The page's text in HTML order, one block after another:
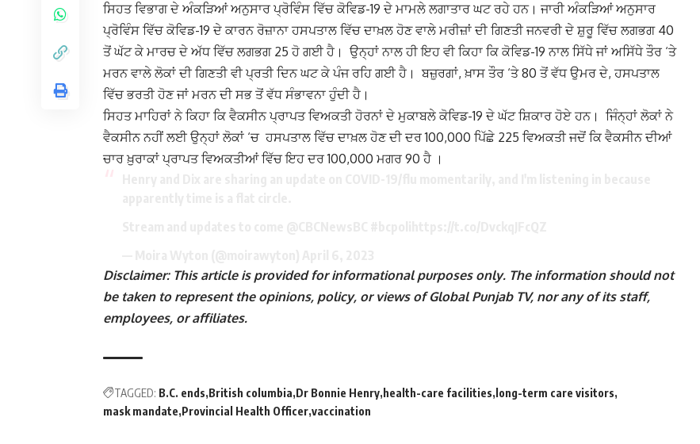
ਸਿਹਤ ਵਿਭਾਗ ਦੇ ਅੰਕੜਿਆਂ ਅਨੁਸਾਰ ਪ੍ਰੋਵਿੰਸ ਵਿੱਚ ਕੋਵਿਡ-19 ਦੇ ਮਾਮਲੇ ਲਗਾਤਾਰ ਘਟ ਰਹੇ ਹਨ। ਜਾਰੀ ਅੰਕੜਿਆਂ ਅਨੁਸਾਰ
ਪ੍ਰੋਵਿੰਸ ਵਿੱਚ ਕੋਵਿਡ-19 ਦੇ ਕਾਰਨ ਰੋਜ਼ਾਨਾ ਹਸਪਤਾਲ ਵਿੱਚ ਦਾਖ਼ਲ ਹੋਣ ਵਾਲੇ ਮਰੀਜ਼ਾਂ ਦੀ ਗਿਣਤੀ ਜਨਵਰੀ ਦੇ ਸ਼ੁਰੂ ਵਿੱਚ ਲਗਭਗ 40
ਤੋਂ ਘੱਟ ਕੇ ਮਾਰਚ ਦੇ ਅੱਧ ਵਿੱਚ ਲਗਭਗ 25 ਹੋ ਗਈ ਹੈ। ਉਨ੍ਹਾਂ ਨਾਲ ਹੀ ਇਹ ਵੀ ਕਿਹਾ ਕਿ ਕੋਵਿਡ-19 ਨਾਲ ਸਿੱਧੇ ਜਾਂ ਅਸਿੱਧੇ ਤੌਰ ‘ਤੇ
ਮਰਨ ਵਾਲੇ ਲੋਕਾਂ ਦੀ ਗਿਣਤੀ ਵੀ ਪ੍ਰਤੀ ਦਿਨ ਘਟ ਕੇ ਪੰਜ ਰਹਿ ਗਈ ਹੈ। ਬਜ਼ੁਰਗਾਂ, ਖ਼ਾਸ ਤੌਰ ‘ਤੇ 80 ਤੋਂ ਵੱਧ ਉਮਰ ਦੇ, ਹਸਪਤਾਲ
ਵਿੱਚ ਭਰਤੀ ਹੋਣ ਜਾਂ ਮਰਨ ਦੀ ਸਭ ਤੋਂ ਵੱਧ ਸੰਭਾਵਨਾ ਹੁੰਦੀ ਹੈ।
ਸਿਹਤ ਮਾਹਿਰਾਂ ਨੇ ਕਿਹਾ ਕਿ ਵੈਕਸੀਨ ਪ੍ਰਾਪਤ ਵਿਅਕਤੀ ਹੋਰਨਾਂ ਦੇ ਮੁਕਾਬਲੇ ਕੋਵਿਡ-19 ਦੇ ਘੱਟ ਸ਼ਿਕਾਰ ਹੋਏ ਹਨ। ਜਿੰਨ੍ਹਾਂ ਲੋਕਾਂ ਨੇ
ਵੈਕਸੀਨ ਨਹੀਂ ਲਈ ਉਨ੍ਹਾਂ ਲੋਕਾਂ ‘ਚ ਹਸਪਤਾਲ ਵਿੱਚ ਦਾਖ਼ਲ ਹੋਣ ਦੀ ਦਰ 100,000 ਪਿੱਛੇ 225 ਵਿਅਕਤੀ ਜਦੋਂ ਕਿ ਵੈਕਸੀਨ ਦੀਆਂ
ਚਾਰ ਖ਼ੁਰਾਕਾਂ ਪ੍ਰਾਪਤ ਵਿਅਕਤੀਆਂ ਵਿੱਚ ਇਹ ਦਰ 100,000 ਮਗਰ 90 ਹੈ ।
Disclaimer: This article is provided for informational purposes only. The information should not
be taken to represent the opinions, policy, or views of Global Punjab TV, nor any of its staff,
employees, or affiliates.
TAGGED: B.C. ends British columbia Dr Bonnie Henry health-care facilities long-term care visitors
mask mandate Provincial Health Officer vaccination